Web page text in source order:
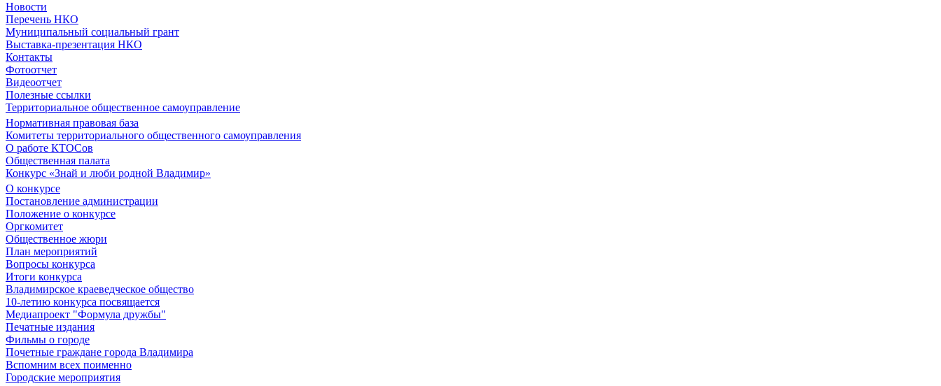
Новости
Перечень НКО
Муниципальный социальный грант
Выставка-презентация НКО
Контакты
Фотоотчет
Видеоотчет
Полезные ссылки
Территориальное общественное самоуправление
Нормативная правовая база
Комитеты территориального общественного самоуправления
О работе КТОСов
Общественная палата
Конкурс «Знай и люби родной Владимир»
О конкурсе
Постановление администрации
Положение о конкурсе
Оргкомитет
Общественное жюри
План мероприятий
Вопросы конкурса
Итоги конкурса
Владимирское краеведческое общество
10-летию конкурса посвящается
Медиапроект "Формула дружбы"
Печатные издания
Фильмы о городе
Почетные граждане города Владимира
Вспомним всех поименно
Городские мероприятия